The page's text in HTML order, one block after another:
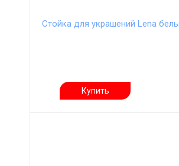
Стойка для украшений Lena
Купить